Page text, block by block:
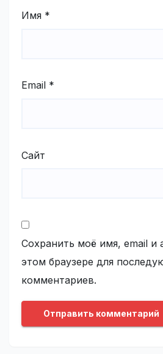
Имя *
Email *
Сайт
Сохранить моё имя, email и
этом браузере для
комментариев.